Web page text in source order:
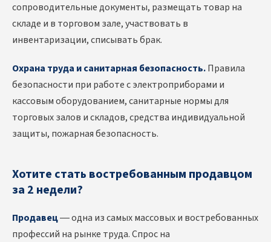
сопроводительные документы, размещать товар на
складе и в торговом зале, участвовать в
инвентаризации, списывать брак.
Охрана труда и санитарная безопасность.Правила
безопасности при работе с электроприборами и
кассовым оборудованием, санитарные нормы для
торговых залов и складов, средства индивидуальной
защиты, пожарная безопасность.
Хотите стать востребованным продавцом
за 2 недели?
Продавец— одна из самых массовых и востребованных
профессий на рынке труда. Спрос на